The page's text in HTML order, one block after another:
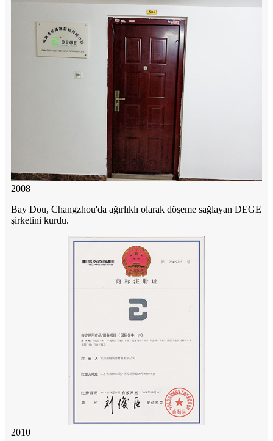
2008
Bay Dou, Changzhou'da ağırlıklı olarak döşeme sağlayan DEGE
şirketini kurdu.
2010